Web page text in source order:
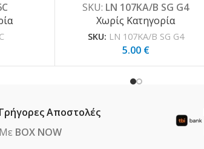
SKU: LN 107KA/B SG G4
Χωρίς Κατηγορία
SKU: LN 107KA/B SG G4
5.00 €
Γρήγορες Αποστολές
Με BOX NOW